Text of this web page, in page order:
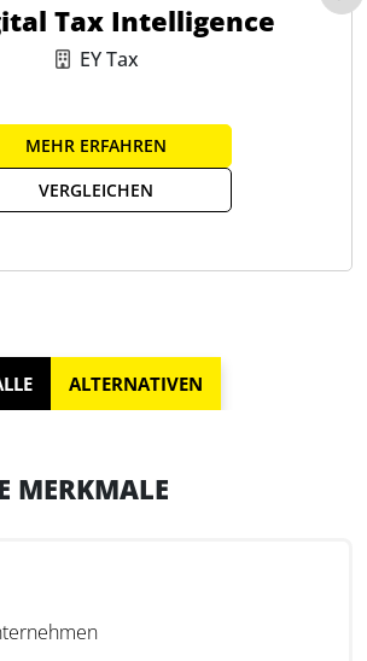
Tax Intelligence
EY Tax
MEHR ERFAHREN
VERGLEICHEN
MERKMALE